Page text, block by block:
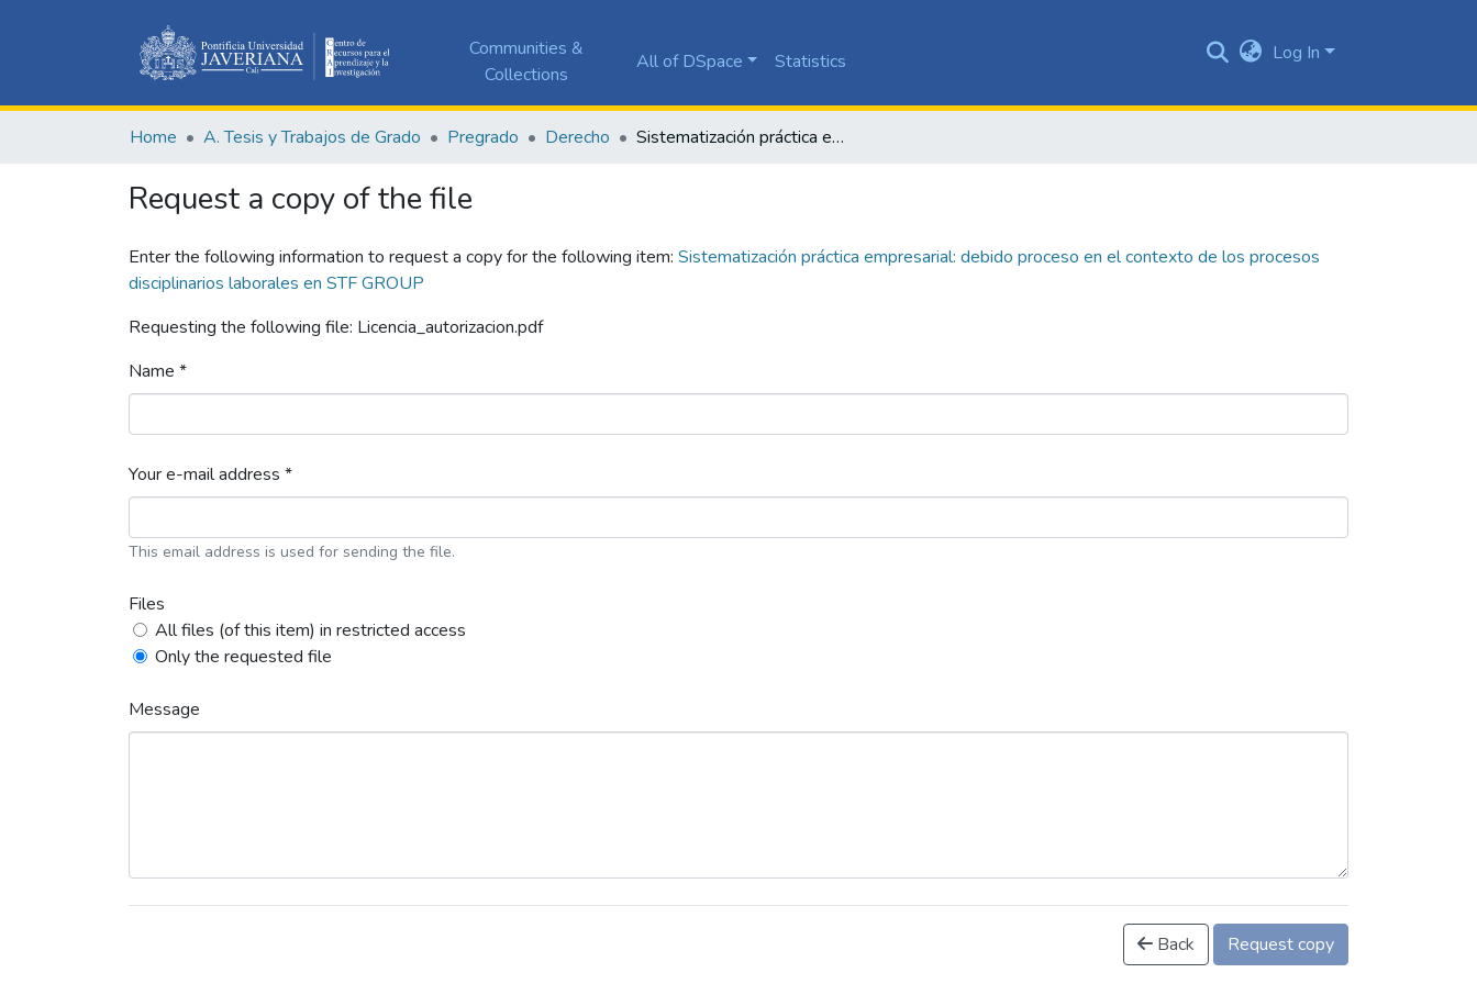
Communities &
Collections
All of DSpace Statistics Log In
Home A. Tesis y Trabajos de Grado Pregrado Derecho Sistematización práctica empresarial: debido proceso en el contexto de los procesos disciplinarios laborales en STF GROUP
Request a copy of the file
Enter the following information to request a copy for the following item: Sistematización práctica empresarial: debido proceso en el contexto de los procesos
disciplinarios laborales en STF GROUP
Requesting the following file: Licencia_autorizacion.pdf
Name *
Your e-mail address *
This email address is used for sending the file.
Files
All files (of this item) in restricted access
Only the requested file
Message
Back Request copy